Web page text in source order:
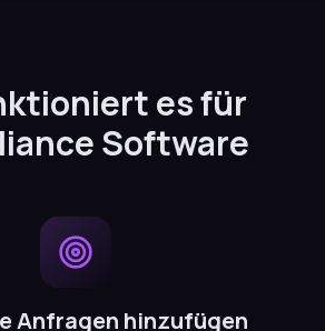
es für
Software
Anfragen hinzufügen